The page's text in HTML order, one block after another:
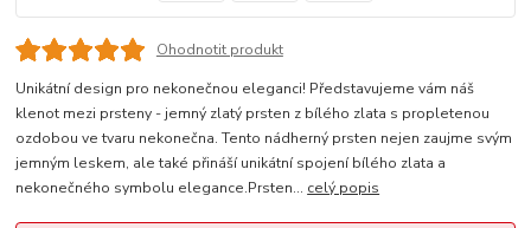
Ohodnotit produkt
Unikátní design pro nekonečnou eleganci! Představujeme vám náš
klenot mezi prsteny - jemný zlatý prsten z bílého zlata s propletenou
ozdobou ve tvaru nekonečna. Tento nádherný prsten nejen zaujme svým
jemným leskem, ale také přináší unikátní spojení bílého zlata a
nekonečného symbolu elegance.Prsten... celý popis